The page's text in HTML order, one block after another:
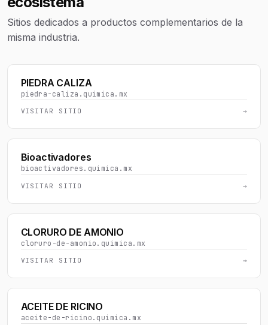
Sitios dedicados a productos complementarios de la
misma industria.
PIEDRA CALIZA
piedra-caliza.quimica.mx
VISITAR SITIO →
Bioactivadores
bioactivadores.quimica.mx
VISITAR SITIO →
CLORURO DE AMONIO
cloruro-de-amonio.quimica.mx
VISITAR SITIO →
ACEITE DE RICINO
aceite-de-ricino.quimica.mx